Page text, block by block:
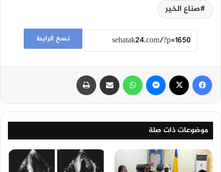
صناع الخير
نسخ الرابط
فيسبوك ماسنجر واتساب مشاركة عبر البريد
موضوعات ذات صلة